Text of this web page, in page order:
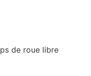
de roue libre